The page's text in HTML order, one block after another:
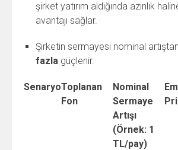
şirket yatırım aldığında azınlık
avantajı sağlar.
Şirketin sermayesi nominal artıştan
fazla güçlenir.
SenaryoToplanan
Fon
Nominal
Sermaye
Artışı
(Örnek: 1
TL/pay)